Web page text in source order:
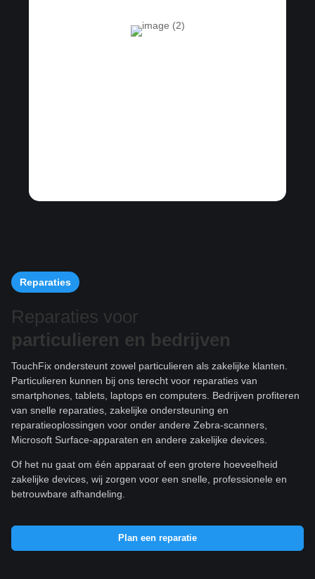
Reparaties
Reparaties voor
particulieren en bedrijven
TouchFix ondersteunt zowel particulieren als zakelijke klanten.
Particulieren kunnen bij ons terecht voor reparaties van
smartphones, tablets, laptops en computers. Bedrijven profiteren
van snelle reparaties, zakelijke ondersteuning en
reparatieoplossingen voor onder andere Zebra-scanners,
Microsoft Surface-apparaten en andere zakelijke devices.
Of het nu gaat om één apparaat of een grotere hoeveelheid
zakelijke devices, wij zorgen voor een snelle, professionele en
betrouwbare afhandeling.
Plan een reparatie